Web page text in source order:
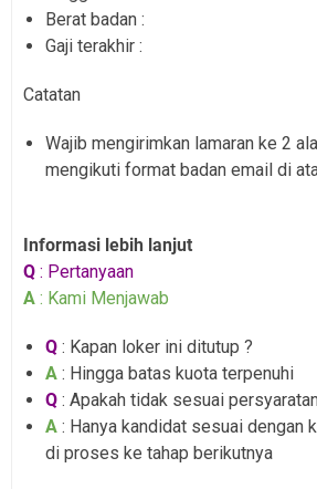
Berat badan :
Gaji terakhir :
Catatan
Wajib mengirimkan lamaran ke 2
mengikuti format badan email di
Informasi lebih lanjut
Q : Pertanyaan
A : Kami Menjawab
Q : Kapan loker ini ditutup ?
A : Hingga batas kuota terpenuhi
Q : Apakah tidak sesuai
A : Hanya kandidat sesuai dengan
di proses ke tahap berikutnya